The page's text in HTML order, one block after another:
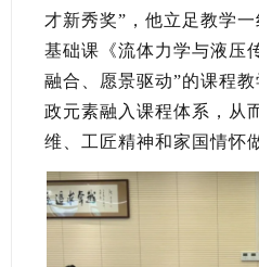
才新秀奖”，他立足教学
基础课《流体力学与液压
融合、愿景驱动”的课程
政元素融入课程体系，从
维、工匠精神和家国情怀